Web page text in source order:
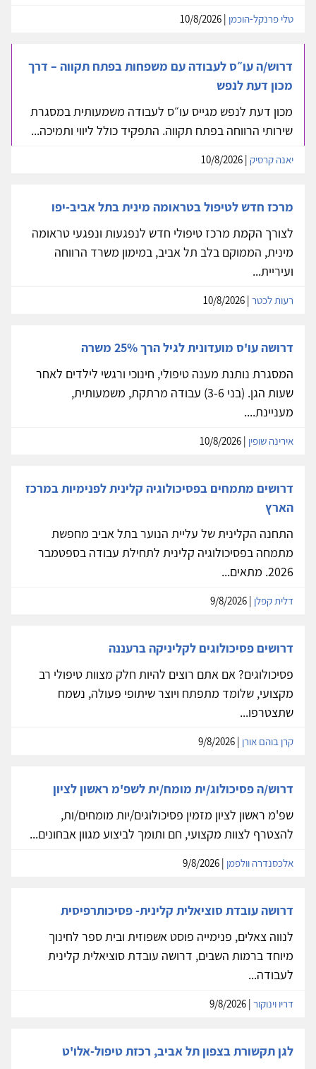
טלי פרנקל-הוכמן
דרוש/ה עו״ס לעבודה עם משפחות בפתח תקווה – דרך
מכון דעת לנפש
מכון דעת לנפש מגייס עו״ס לעבודה משמעותית במסגרת
שירותי הרווחה בפתח תקווה. התפקיד כולל ליווי ותמיכה...
יאנה קרסיק
מרכז חדש לטיפול בטראומה מינית בתל אביב-יפו
לצורך הקמת מרכז טיפולי חדש לנפגעות ונפגעי טראומה
מינית, הממוקם בלב תל אביב, במימון משרד הרווחה
ועיריית...
רעות לכטר
דרושה עו'ס מועדונית לגיל הרך 25% משרה
המסגרת נותנת מענה טיפולי, חינוכי ורגשי לילדים לאחר
שעות הגן. (בני 3-6) עבודה מרתקת, משמעותית,
מעניינת....
אירינה שופין
דרושים מתמחים בפסיכולוגיה קלינית לפנימיות במרכז
הארץ
התחנה הקלינית של עליית הנוער בתל אביב מחפשת
מתמחה בפסיכולוגיה קלינית לתחילת עבודה בספטמבר
2026. מתאים...
דלית קפלן
דרושים פסיכולוגים לקליניקה ברעננה
פסיכולוגים? אם אתם רוצים להיות חלק מצוות טיפולי רב
מקצועי, שלומד מתפתח ויוצר שיתופי פעולה, נשמח
שתצטרפו...
קרן בוהם אורן
דרוש/ה פסיכולוג/ית מומח/ית לשפ'מ ראשון לציון
שפ'מ ראשון לציון מזמין פסיכולוגים/יות מומחים/ות,
להצטרף לצוות מקצועי, חם ותומך לביצוע מגוון אבחונים...
אלכסנדרה וולפמן
דרושה עובדת סוציאלית קלינית- פסיכותרפיסית
לנווה צאלים, פנימייה פוסט אשפוזית ובית ספר לחינוך
מיוחד ברמות השבים, דרושה עובדת סוציאלית קלינית
לעבודה...
דריו וינוקור
לגן תקשורת בצפון תל אביב, רכזת טיפול-אלו'ט